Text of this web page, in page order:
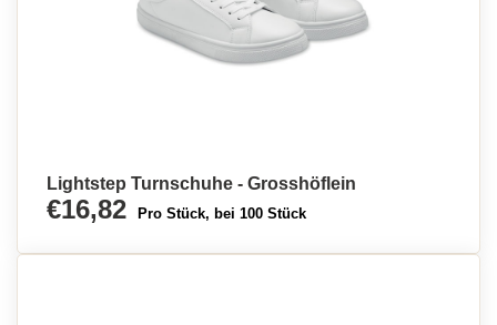
Lightstep Turnschuhe - Grosshöflein
€16,82 Pro Stück, bei 100 Stück